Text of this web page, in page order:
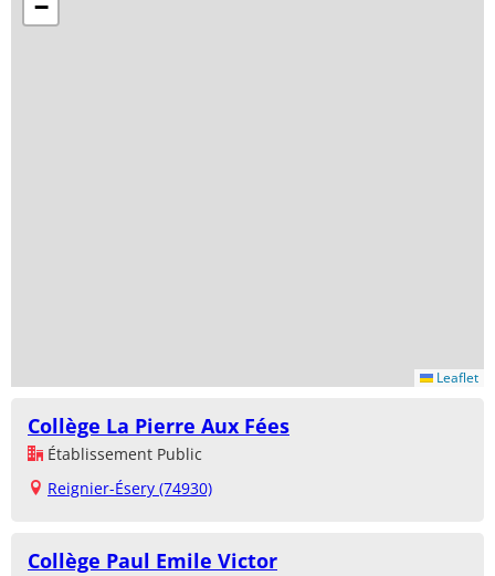
−
Leaflet
Collège La Pierre Aux Fées
Établissement Public
Reignier-Ésery (74930)
Collège Paul Emile Victor